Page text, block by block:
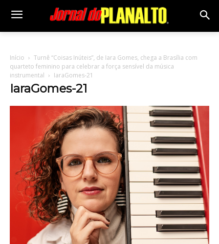
Início
Turnê “Coisas Inúteis”, de Iara Gomes, chega a Brasília com
quarteto feminino para celebrar a força sensível da música
instrumental
IaraGomes-21
IaraGomes-21